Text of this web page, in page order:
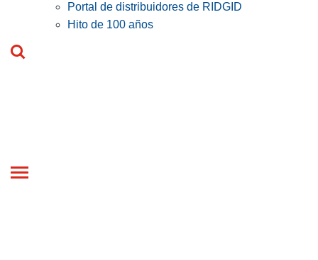
Portal de distribuidores de RIDGID
Hito de 100 años
Toggle